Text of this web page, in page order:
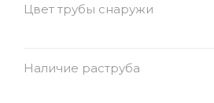
Цвет трубы снаружи
Наличие раструба